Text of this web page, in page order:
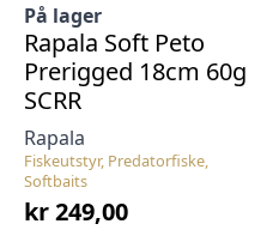
Fiskeutstyr, Predatorfiske,
Softbaits
Rapala
På lager
Rapala Soft Peto
Prerigged 18cm 60g
SCRR
kr249,00